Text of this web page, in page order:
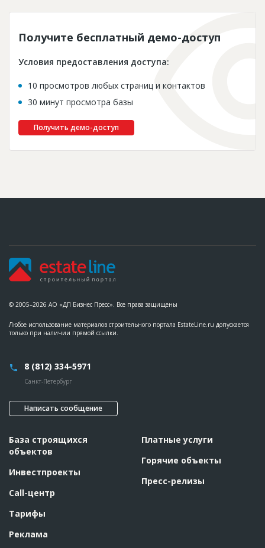
Получите бесплатный демо-доступ
Условия предоставления доступа:
10 просмотров любых страниц и контактов
30 минут просмотра базы
Получить демо-доступ
© 2005–2026 АО «ДП Бизнес Пресс». Все права защищены
Любое использование материалов строительного портала EstateLine.ru допускается
только при наличии прямой ссылки.
8 (812) 334-5971
Санкт-Петербург
Написать сообщение
База строящихся
объектов
Инвестпроекты
Call-центр
Тарифы
Реклама
Платные услуги
Горячие объекты
Пресс-релизы